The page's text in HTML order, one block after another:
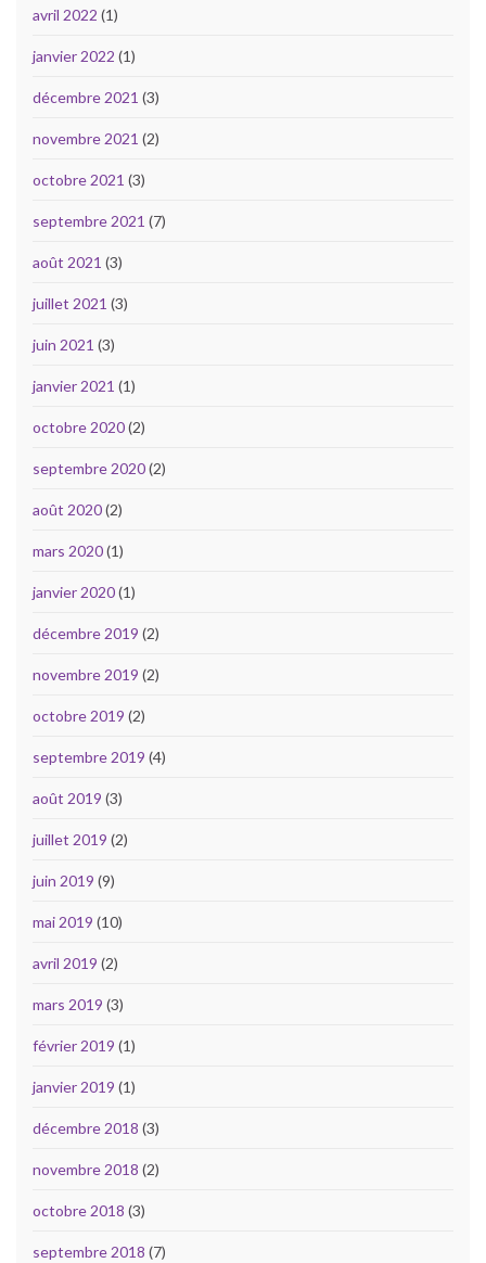
avril 2022 (1)
janvier 2022 (1)
décembre 2021 (3)
novembre 2021 (2)
octobre 2021 (3)
septembre 2021 (7)
août 2021 (3)
juillet 2021 (3)
juin 2021 (3)
janvier 2021 (1)
octobre 2020(2)
septembre 2020(2)
août 2020(2)
mars 2020(1)
janvier 2020(1)
décembre 2019 (2)
novembre 2019 (2)
octobre 2019 (2)
septembre 2019 (4)
août 2019 (3)
juillet 2019 (2)
juin 2019 (9)
mai 2019 (10)
avril 2019 (2)
mars 2019 (3)
février 2019 (1)
janvier 2019 (1)
décembre 2018 (3)
novembre 2018 (2)
octobre 2018 (3)
septembre 2018 (7)